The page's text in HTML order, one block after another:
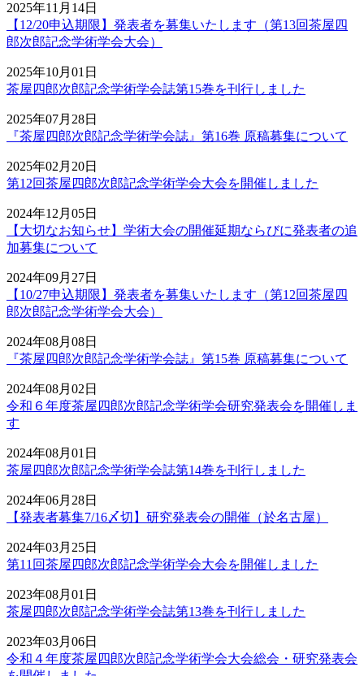
2025年11月14日
【12/20申込期限】発表者を募集いたします（第13回茶屋四
郎次郎記念学術学会大会）
2025年10月01日
茶屋四郎次郎記念学術学会誌第15巻を刊行しました
2025年07月28日
『茶屋四郎次郎記念学術学会誌』第16巻 原稿募集について
2025年02月20日
第12回茶屋四郎次郎記念学術学会大会を開催しました
2024年12月05日
【大切なお知らせ】学術大会の開催延期ならびに発表者の追
加募集について
2024年09月27日
【10/27申込期限】発表者を募集いたします（第12回茶屋四
郎次郎記念学術学会大会）
2024年08月08日
『茶屋四郎次郎記念学術学会誌』第15巻 原稿募集について
2024年08月02日
令和６年度茶屋四郎次郎記念学術学会研究発表会を開催しま
す
2024年08月01日
茶屋四郎次郎記念学術学会誌第14巻を刊行しました
2024年06月28日
【発表者募集7/16〆切】研究発表会の開催（於名古屋）
2024年03月25日
第11回茶屋四郎次郎記念学術学会大会を開催しました
2023年08月01日
茶屋四郎次郎記念学術学会誌第13巻を刊行しました
2023年03月06日
令和４年度茶屋四郎次郎記念学術学会大会総会・研究発表会